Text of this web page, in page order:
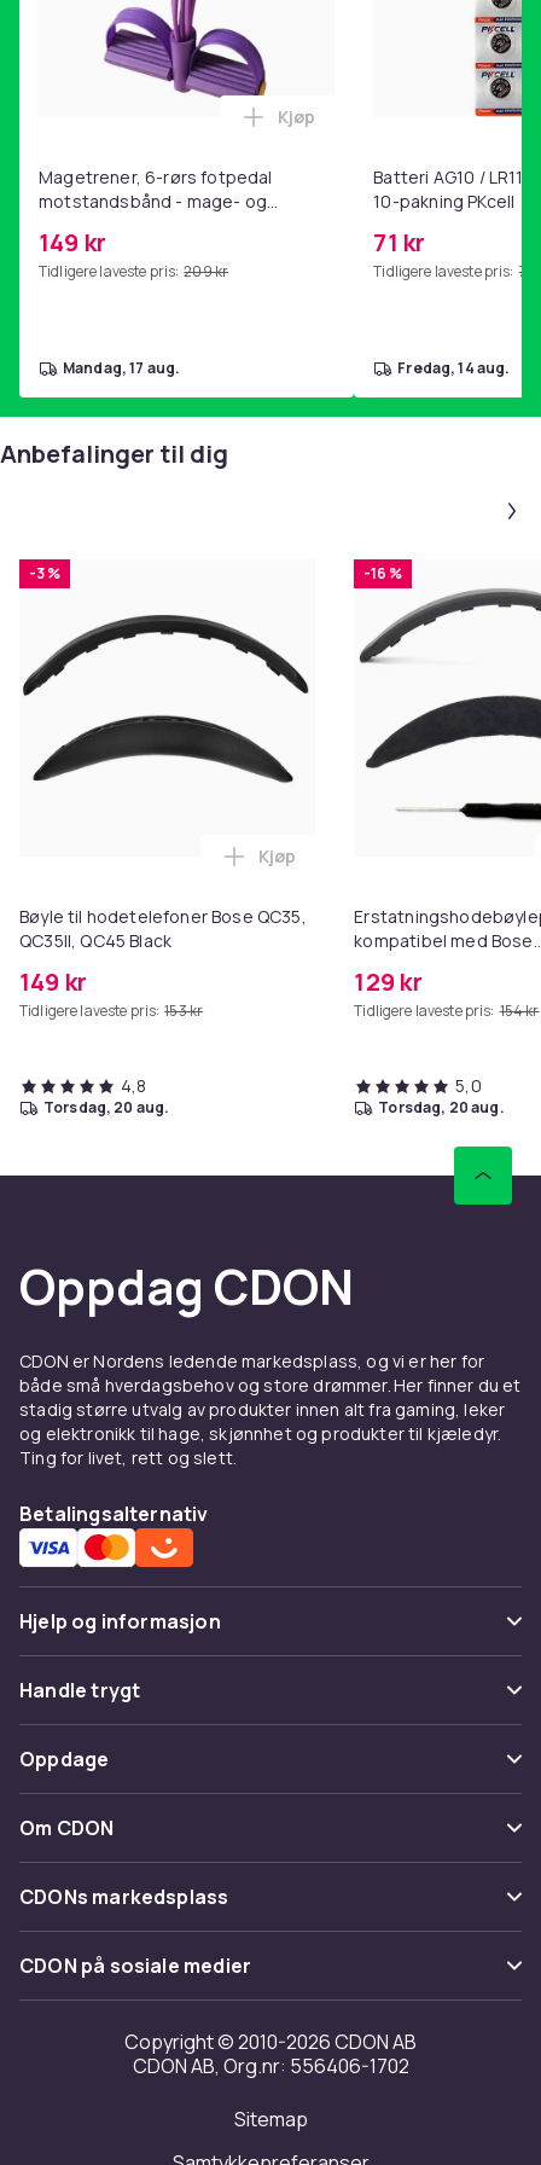
578a6a69-3c3f-43f5-995c-6145f2e1fd2d
Produktsikkerhetsinformasjon
Magetrener, 6-rørs fotpedal
motstandsbånd - mage- og
hjemmegymnastikk Purple
149 kr
Tidligere laveste pris: 209 kr
Legg Magetrener, 6-rørs
Kjøp
mandag, 17 aug.
Batteri AG10 /
10-pakning PKcell
71 kr
Tidligere laveste pris: 76
fredag, 14 aug.
Anbefalinger til dig
-3 %
Bøyle til hodetelefoner Bose QC35,
QC35II, QC45 Black
149 kr
Tidligere laveste pris: 153 kr
Legg Bøyle til hodetelefoner
Kjøp
4,8
torsdag, 20 aug.
-16 %
kompatibel med Bose
Hodetelefoner med
Black
129 kr
Tidligere laveste pris: 154 kr
5,0
torsdag, 20 aug.
Oppdag CDON
CDON er Nordens ledende markedsplass, og vi er her for
både små hverdagsbehov og store drømmer. Her finner du et
stadig større utvalg av produkter innen alt fra gaming, leker
og elektronikk til hage, skjønnhet og produkter til kjæledyr.
Ting for livet, rett og slett.
Betalingsalternativ
Hjelp og informasjon
Vanlige spørsmål
Spor pakke
Angre & returner her
Kontakt oss
Handle trygt
Betaling
Levering
Tilbakekallinger
Oppdage
Kategorier
Varemerker
Om CDON
Om oss
Kundeanmeldelser
Jobbe på CDON
Investor relations
Tilgjengelighet
CDONs markedsplass
Merchant Help Center
CDON på sosiale medier
Copyright © 2010-2026 CDON AB
CDON AB, Org.nr: 556406-1702
Sitemap